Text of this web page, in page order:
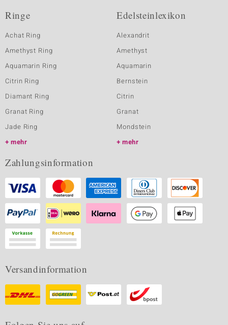
Ringe
Achat Ring
Amethyst Ring
Aquamarin Ring
Citrin Ring
Diamant Ring
Granat Ring
Jade Ring
mehr
Edelsteinlexikon
Alexandrit
Amethyst
Aquamarin
Bernstein
Citrin
Granat
Mondstein
mehr
Zahlungsinformation
Versandinformation